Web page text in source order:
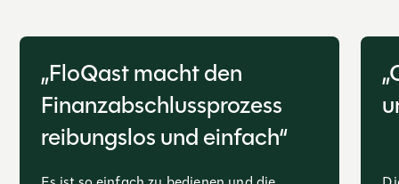
„FloQast macht den
Finanzabschlussprozess
reibungslos und einfach“